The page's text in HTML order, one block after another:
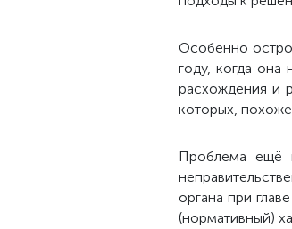
Особенно
году, когда она
расхождения и
которых,
Проблема ещё
органа при
(нормативный)